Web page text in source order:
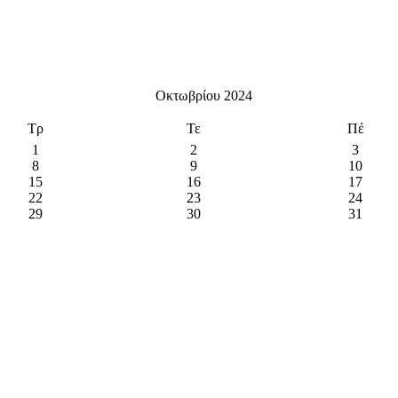
Οκτωβρίου 2024
Τρ Τε
Πέ
1
2
3
8
9
10
15
16
17
22
23
24
29
30 31